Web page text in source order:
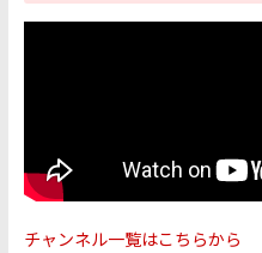
チャンネル一覧はこちらから